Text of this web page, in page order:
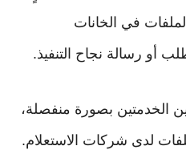
في الخانات
أو رسالة نجاح التنفيذ.
الخدمتين بصورة منفصلة،
لدى شركات الاستعلام.